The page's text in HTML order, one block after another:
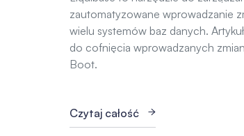
zautomatyzowane wprowadzanie
wielu systemów baz danych.
do cofnięcia wprowadzanych
Boot.
Czytaj całość